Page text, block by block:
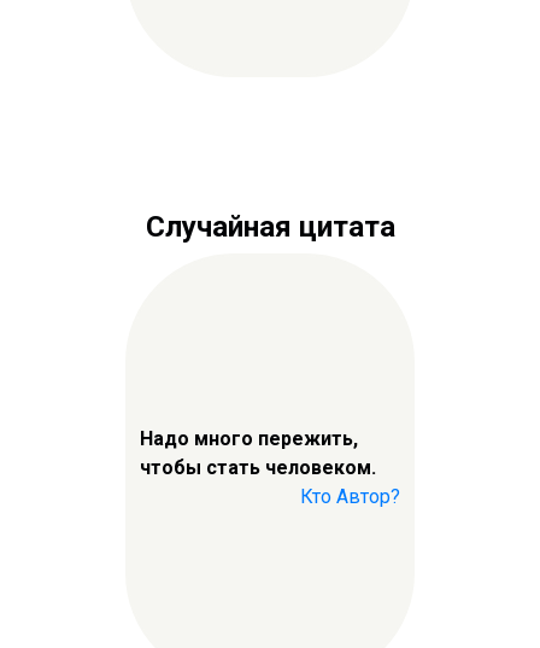
Случайная цитата
Надо много пережить,
чтобы стать человеком.
Кто Автор?